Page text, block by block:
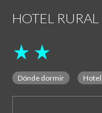
HOTEL
star_rate star_rate
Dónde dormir